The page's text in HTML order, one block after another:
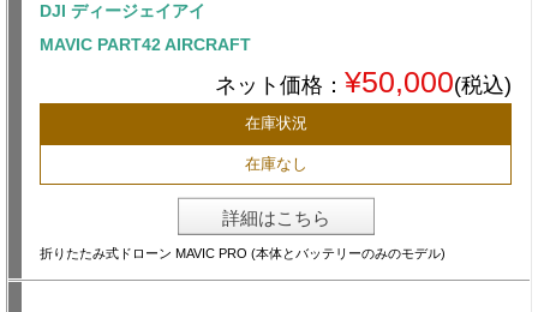
DJI ディージェイアイ
MAVIC PART42 AIRCRAFT
ネット価格： ¥50,000(税込)
在庫状況
在庫なし
詳細はこちら
折りたたみ式ドローン MAVIC PRO (本体とバッテリーのみのモデル)